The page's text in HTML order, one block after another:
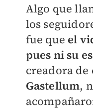
Algo que
los
fue que el
pues ni su
creadora
Gastellum,